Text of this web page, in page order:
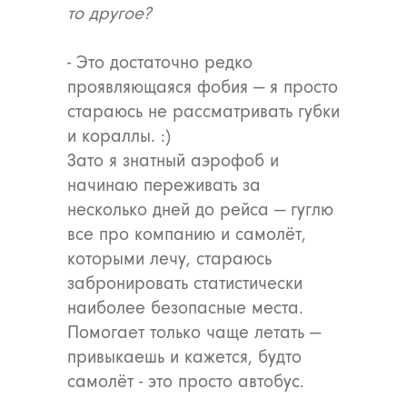
то другое?
- Это достаточно редко
проявляющаяся фобия — я просто
стараюсь не рассматривать губки
и кораллы. :)
Зато я знатный аэрофоб и
начинаю переживать за
несколько дней до рейса — гуглю
все про компанию и самолёт,
которыми лечу, стараюсь
забронировать статистически
наиболее безопасные места.
Помогает только чаще летать —
привыкаешь и кажется, будто
самолёт - это просто автобус.
ВОЗВРАТ И ГАРАНТИЯ
УХОД
ИСТОРИЯ БРЕНДА
МАНИФЕСТ